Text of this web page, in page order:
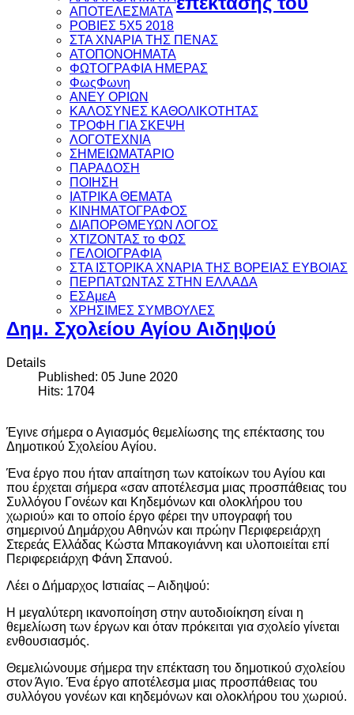
ΑΠΟΤΕΛΕΣΜΑΤΑ
ΡΟΒΙΕΣ 5Χ5 2018
ΣΤΑ ΧΝΑΡΙΑ ΤΗΣ ΠΕΝΑΣ
ΑΤΟΠΟΝΟΗΜΑΤΑ
ΦΩΤΟΓΡΑΦΙΑ ΗΜΕΡΑΣ
ΦωςΦωνη
ANEY ΟΡΙΩΝ
ΚΑΛΟΣΥΝΕΣ ΚΑΘΟΛΙΚΟΤΗΤΑΣ
ΤΡΟΦΗ ΓΙΑ ΣΚΕΨΗ
ΛΟΓΟΤΕΧΝΙΑ
ΣΗΜΕΙΩΜΑΤΑΡΙΟ
ΠΑΡΑΔΟΣΗ
ΠΟΙΗΣΗ
ΙΑΤΡΙΚΑ ΘΕΜΑΤΑ
ΚΙΝΗΜΑΤΟΓΡΑΦΟΣ
ΔΙΑΠΟΡΘΜΕΥΩΝ ΛΟΓΟΣ
ΧΤΙΖΟΝΤΑΣ το ΦΩΣ
ΓΕΛΟΙΟΓΡΑΦΙΑ
ΣΤΑ ΙΣΤΟΡΙΚΑ ΧΝΑΡΙΑ ΤΗΣ ΒΟΡΕΙΑΣ ΕΥΒΟΙΑΣ
ΠΕΡΠΑΤΩΝΤΑΣ ΣΤΗΝ ΕΛΛΑΔΑ
ΕΣΑμεΑ
ΧΡΗΣΙΜΕΣ ΣΥΜΒΟΥΛΕΣ
Δημ. Σχολείου Αγίου Αιδηψού
Details
Published: 05 June 2020
Hits: 1704
Έγινε σήμερα ο Αγιασμός θεμελίωσης της επέκτασης του
Δημοτικού Σχολείου Αγίου.
Ένα έργο που ήταν απαίτηση των κατοίκων του Αγίου και
που έρχεται σήμερα «σαν αποτέλεσμα μιας προσπάθειας του
Συλλόγου Γονέων και Κηδεμόνων και ολοκλήρου του
χωριού» και το οποίο έργο φέρει την υπογραφή του
σημερινού Δημάρχου Αθηνών και πρώην Περιφερειάρχη
Στερεάς Ελλάδας Κώστα Μπακογιάννη και υλοποιείται επί
Περιφερειάρχη Φάνη Σπανού.
Λέει ο Δήμαρχος Ιστιαίας – Αιδηψού:
Η μεγαλύτερη ικανοποίηση στην αυτοδιοίκηση είναι η
θεμελίωση των έργων και όταν πρόκειται για σχολείο γίνεται
ενθουσιασμός.
Θεμελιώνουμε σήμερα την επέκταση του δημοτικού σχολείου
στον Άγιο. Ένα έργο αποτέλεσμα μιας προσπάθειας του
συλλόγου γονέων και κηδεμόνων και ολοκλήρου του χωριού.